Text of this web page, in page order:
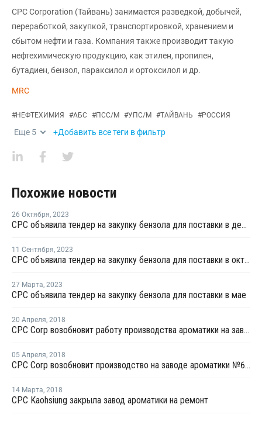
CPC Corporation (Тайвань) занимается разведкой, добычей,
переработкой, закупкой, транспортировкой, хранением и
сбытом нефти и газа. Компания также производит такую
нефтехимическую продукцию, как этилен, пропилен,
бутадиен, бензол, параксилол и ортоксилол и др.
MRC
#НЕФТЕХИМИЯ #АБС #ПСС/М #УПС/М #ТАЙВАНЬ #РОССИЯ
Еще 5 +Добавить все теги в фильтр
Похожие новости
26 Октября, 2023
CPC объявила тендер на закупку бензола для поставки в декабре
11 Сентября, 2023
CPC объявила тендер на закупку бензола для поставки в октябре
27 Марта, 2023
CPC объявила тендер на закупку бензола для поставки в мае
20 Апреля, 2018
CPC Corp возобновит работу производства ароматики на заводе №6 26 апреля
05 Апреля, 2018
CPC Corp возобновит производство на заводе ароматики №6 в начале мая
14 Марта, 2018
CPC Kaohsiung закрыла завод ароматики на ремонт